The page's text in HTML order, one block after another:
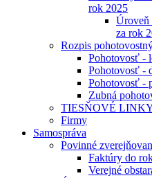
rok 2025
Úroveň
za rok
Rozpis
Pohotovosť -
Pohotovosť -
Pohotovosť -
Zubná
TIESŇOVÉ
Firmy
Samospráva
Povinné
Faktúry do
Verejné